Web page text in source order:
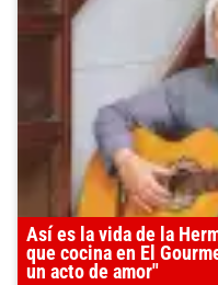
Así es la vida de la
que cocina en El
un acto de amor"